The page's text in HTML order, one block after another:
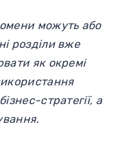
можуть або
розділи вже
як окремі
стратегії, а